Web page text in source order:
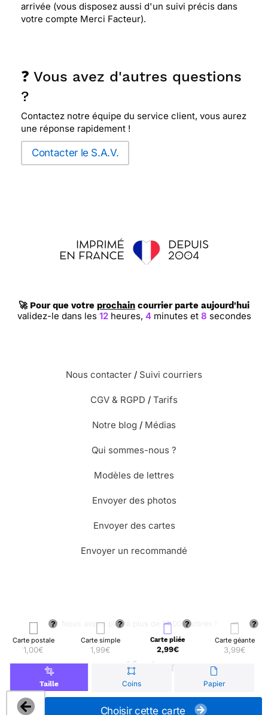
Carte postale
1,00€
Carte simple
1,99€
Carte pliée
2,99€
Carte géante
3,99€
Taille Coins Papier
Choisir cette carte
arrivée (vous disposez aussi d'un suivi précis dans
votre compte Merci Facteur).
❓ Vous avez d'autres questions
?
Contactez notre équipe du service client, vous aurez
une réponse rapidement !
Contacter le S.A.V.
🚀 Pour que votre prochain courrier parte aujourd'hui
validez-le dans les 12heures, 4minutes et 8 secondes
Nous contacter / Suivi courriers
CGV & RGPD / Tarifs
Notre blog / Médias
Qui sommes-nous ?
Modèles de lettres
Envoyer des photos
Envoyer des cartes
Envoyer un recommandé
🌳 Nous avons planté plus de 13.000 arbres !
© Merci Facteur